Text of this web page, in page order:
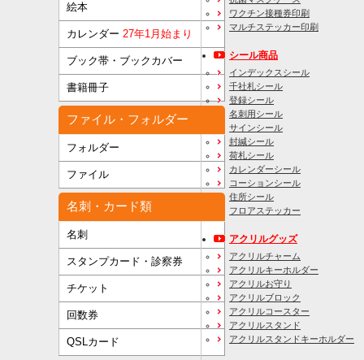
絵本
カレンダー 27年1月始まり
ブック帯・ブックカバー
書籍冊子
ファイル・フォルダー
フォルダー
ファイル
名刺・カード類
名刺
スタンプカード・診察券
チケット
回数券
QSLカード
ワクチン接種券印刷
マルチステッカー印刷
シール商品
インデックスシール
千社札シール
登録シール
名刺用シール
サインシール
封緘シール
荷札シール
カレンダーシール
コーションシール
住所シール
フロアステッカー
アクリルグッズ
アクリルチャーム
アクリルキーホルダー
アクリルお守り
アクリルブロック
アクリルコースター
アクリルスタンド
アクリルスタンドキーホルダー